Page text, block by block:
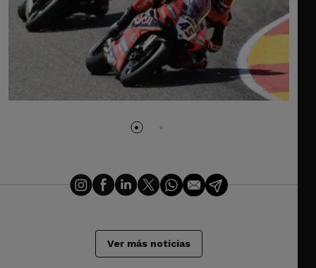
Ver más noticias